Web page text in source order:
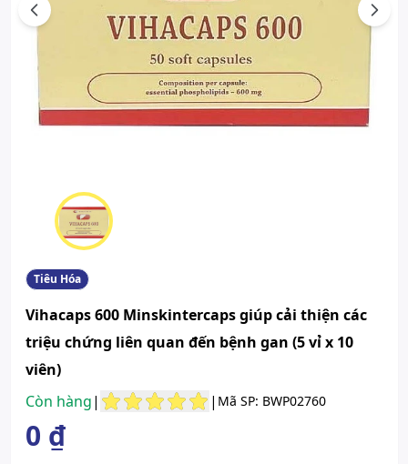
Previous Next
Tiêu Hóa
Vihacaps 600 Minskintercaps giúp cải thiện các
triệu chứng liên quan đến bệnh gan (5 vỉ x 10
viên)
Còn hàng| | Mã SP: BWP02760
0 ₫